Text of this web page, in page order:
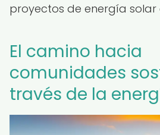
proyectos de energía solar
El camino hacia
comunidades
través de la